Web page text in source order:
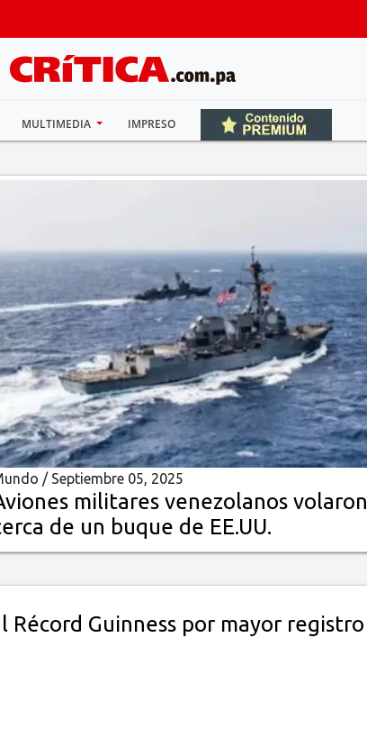
MULTIMEDIA IMPRESO
/ Septiembre 05, 2025
militares venezolanos volaron
de un buque de EE.UU.
Récord Guinness por mayor registro